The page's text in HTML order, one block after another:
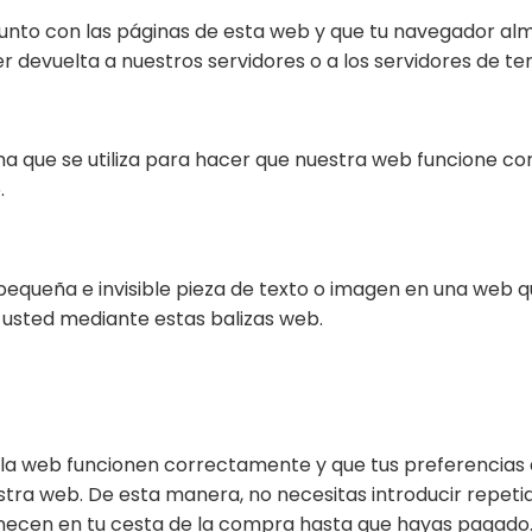
con las páginas de esta web y que tu navegador
devuelta a nuestros servidores o a los servidores de
que se utiliza para hacer que nuestra web funcione
e invisible pieza de texto o imagen en una
mediante estas balizas web.
web funcionen correctamente y que tus
web. De esta manera, no necesitas introducir
en tu cesta de la compra hasta que hayas